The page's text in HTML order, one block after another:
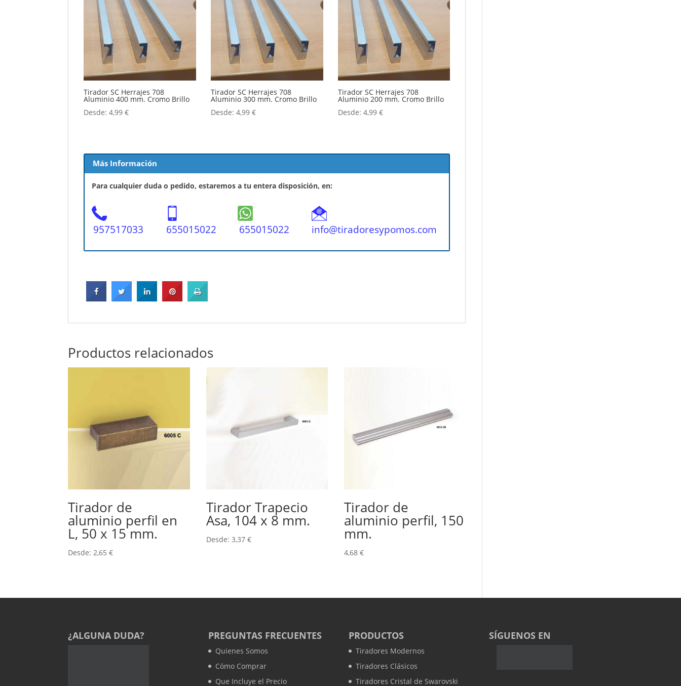
Tirador SC Herrajes 708
Aluminio 400 mm. Cromo Brillo
Desde:4,99€
Tirador SC Herrajes 708
Aluminio 300 mm. Cromo Brillo
Desde:4,99€
Tirador SC Herrajes 708
Aluminio 200 mm. Cromo Brillo
Desde: 4,99 €
Más Información
Para cualquier duda o pedido, estaremos a tu entera disposición, en:
957517033 655015022 655015022 info@tiradoresypomos.com
Productos relacionados
Tirador de
aluminio perfil en
L, 50 x 15 mm.
Desde: 2,65€
Tirador Trapecio
Asa, 104 x 8 mm.
Desde: 3,37 €
Tirador de
aluminio perfil, 150
mm.
4,68 €
¿ALGUNA DUDA? PREGUNTAS FRECUENTES
Quienes Somos
Cómo Comprar
Que Incluye el Precio
PRODUCTOS
Tiradores Modernos
Tiradores Clásicos
Tiradores Cristal de Swarovski
SÍGUENOS EN